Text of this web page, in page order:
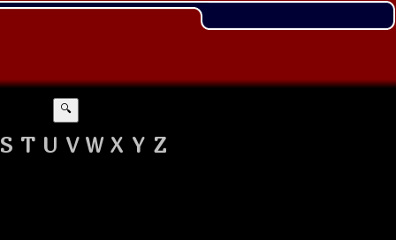
🔍
T U V W X Y Z